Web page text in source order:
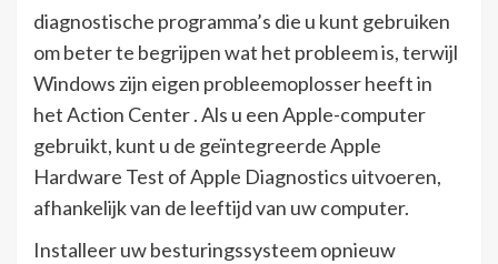
diagnostische programma’s die u kunt gebruiken
om beter te begrijpen wat het probleem is, terwijl
Windows zijn eigen probleemoplosser heeft in
het Action Center . Als u een Apple-computer
gebruikt, kunt u de geïntegreerde Apple
Hardware Test of Apple Diagnostics uitvoeren,
afhankelijk van de leeftijd van uw computer.
Installeer uw besturingssysteem opnieuw